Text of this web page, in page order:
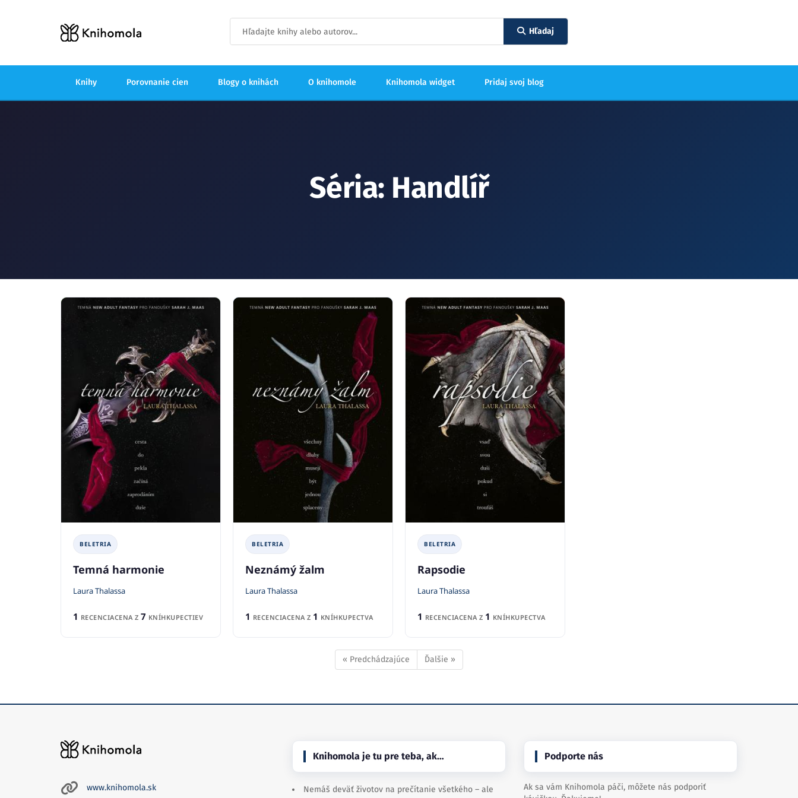
Hľadaj
Knihy Porovnanie cien Blogy o knihách O knihomole Knihomola widget Pridaj svoj blog
Séria: Handlíř
BELETRIA
Temná harmonie
Laura Thalassa
1 RECENCIACENA Z 7 KNÍHKUPECTIEV
BELETRIA
Neznámý žalm
Laura Thalassa
1 RECENCIACENA Z 1 KNÍHKUPECTVA
BELETRIA
Rapsodie
Laura Thalassa
1 RECENCIACENA Z 1 KNÍHKUPECTVA
« Predchádzajúce Ďalšie »
www.knihomola.sk
Knihomola je tu pre teba, ak…
Nemáš deväť životov na prečítanie všetkého – ale
Podporte nás
Ak sa vám Knihomola páči, môžete nás podporiť